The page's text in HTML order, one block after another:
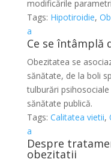
modificările
Tags: Hipotiroidie,
a
Ce se întâmplă
Obezitatea se
sănătate, de la boli
tulburări
sănătate publică.
Tags: Calitatea vietii,
a
Despre
obezitatii